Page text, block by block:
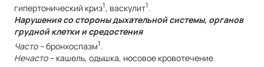
гипертонический криз1, васкулит1.
Нарушения со стороны дыхательной системы, органов
грудной клетки и средостения
Часто –бронхоспазм1.
Нечасто – кашель, одышка, носовое кровотечение.